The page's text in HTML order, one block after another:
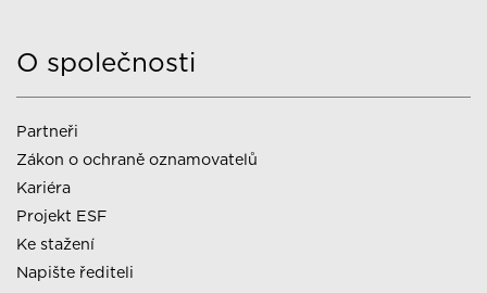
O společnosti
Partneři
Zákon o ochraně oznamovatelů
Kariéra
Projekt ESF
Ke stažení
Napište řediteli